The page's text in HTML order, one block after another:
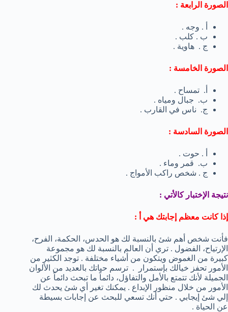
الصورة الرابعة :
أ . وجه .
ب . كلب .
ج . هاوية .
الصورة الخامسة :
أ. تمساح .
ب. جبال ومياه .
ج. ناس في القارب .
الصورة السادسة :
أ . حوت .
ب. قمر وماء .
ج . شخص راكب الأمواج .
نتيجة الإختبار كالأتي :
إذا كانت معظم إجابتك هي أ :
فأنت شخص أهم شئ بالنسبة لك هو الحدس، الحكمة، الفرح،
الإرتياح، الفضول . تري أن العالم بالنسبة لك هو مجموعة
كبيرة من الغموض ويتكون من أشياء مختلفة . توجد الكثير من
الأمور تحفز خيالك بإستمرار . ترسم حياتك بالعديد من الألوان
الجميلة لأنك تتمتع بالأمل والتفاؤل، دائماً ما تبحث دائماً عن
الأمور من خلال منظور الإبداع . يمكنك تغير أي شئ يحدث لك
إلي شئ إيجابي . حتي أنك تسعي للبحث عن إجابات بسيطة
عن الحياة .